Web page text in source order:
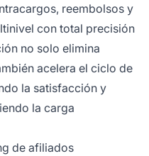
reembolsos y
con total precisión
no solo elimina
acelera el ciclo de
la satisfacción y
la carga
de afiliados